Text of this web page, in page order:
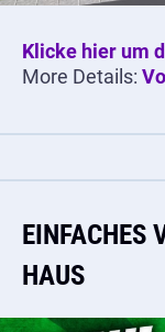
Klicke hier um
More Details:
EINFACHES
HAUS